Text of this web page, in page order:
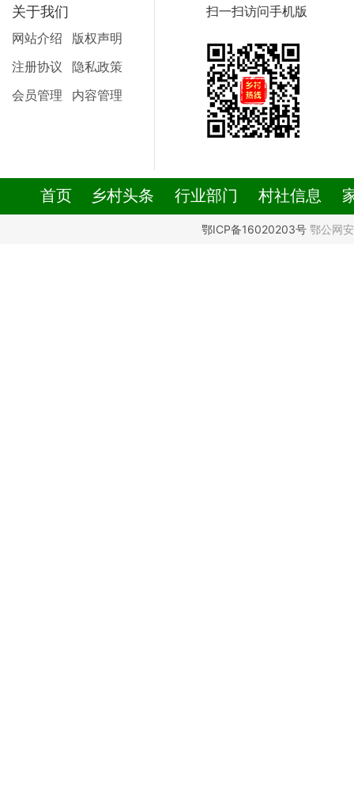
关于我们
网站介绍
版权声明
注册协议
隐私政策
会员管理
内容管理
扫一扫访问手机版
首页 乡村头条 行业部门 村社信息
鄂ICP备16020203号鄂公网